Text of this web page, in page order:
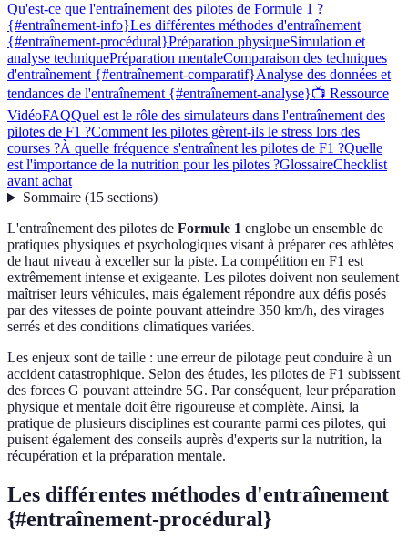
Qu'est-ce que l'entraînement des pilotes de Formule 1 ?
{#entraînement-info}Les différentes méthodes d'entraînement
{#entraînement-procédural}Préparation physiqueSimulation et
analyse techniquePréparation mentaleComparaison des techniques
d'entraînement {#entraînement-comparatif}Analyse des données et
tendances de l'entraînement {#entraînement-analyse}📺 Ressource
VidéoFAQQuel est le rôle des simulateurs dans l'entraînement des
pilotes de F1 ?Comment les pilotes gèrent-ils le stress lors des
courses ?À quelle fréquence s'entraînent les pilotes de F1 ?Quelle
est l'importance de la nutrition pour les pilotes ?GlossaireChecklist
avant achat
Sommaire(15 sections)
L'entraînement des pilotes de Formule 1 englobe un ensemble de
pratiques physiques et psychologiques visant à préparer ces athlètes
de haut niveau à exceller sur la piste. La compétition en F1 est
extrêmement intense et exigeante. Les pilotes doivent non seulement
maîtriser leurs véhicules, mais également répondre aux défis posés
par des vitesses de pointe pouvant atteindre 350 km/h, des virages
serrés et des conditions climatiques variées.
Les enjeux sont de taille : une erreur de pilotage peut conduire à un
accident catastrophique. Selon des études, les pilotes de F1 subissent
des forces G pouvant atteindre 5G. Par conséquent, leur préparation
physique et mentale doit être rigoureuse et complète. Ainsi, la
pratique de plusieurs disciplines est courante parmi ces pilotes, qui
puisent également des conseils auprès d'experts sur la nutrition, la
récupération et la préparation mentale.
Les différentes méthodes d'entraînement
{#entraînement-procédural}